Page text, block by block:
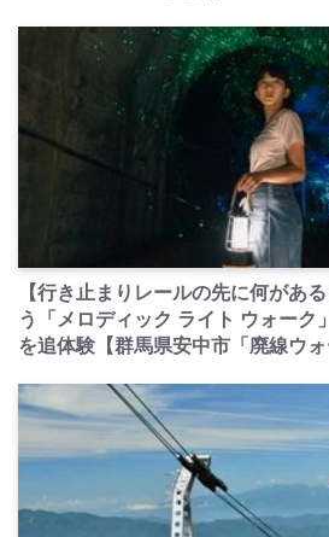
【行き止まりレールの先に何があ
う「メロディック ライト ウォーク
を追体験【群馬県安中市「廃線ウォ